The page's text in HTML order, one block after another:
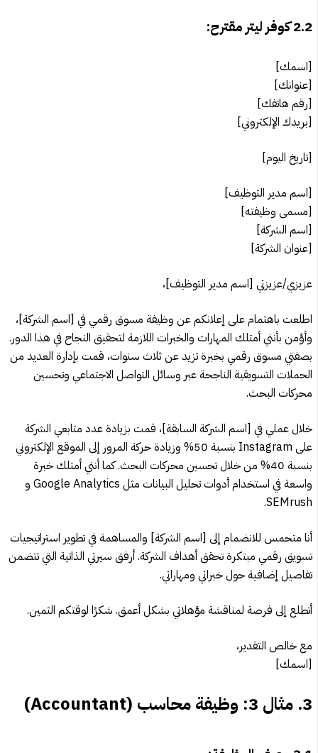
2.2كوفر ليتر مقترح:
[اسمك]
[عنوانك]
[رقم هاتفك]
[بريدك الإلكتروني]
[تاريخ اليوم]
[اسم مدير التوظيف]
[مسمى وظيفته]
[اسم الشركة]
[عنوان الشركة]
عزيزي/عزيزتي [اسم مدير التوظيف]،
اطلعت باهتمام على إعلانكم عن وظيفة مسوق رقمي في [اسم الشركة]،
وأؤمن بأنني أمتلك المهارات والخبرات اللازمة لتحقيق النجاح في هذا الدور.
بصفتي مسوق رقمي بخبرة تزيد عن ثلاث سنوات، قمت بإدارة العديد من
الحملات التسويقية الناجحة عبر وسائل التواصل الاجتماعي وتحسين
محركات البحث.
خلال عملي في [اسم الشركة السابقة]، قمت بزيادة عدد متابعي الشركة
على Instagram بنسبة 50% وزيادة حركة المرور إلى الموقع الإلكتروني
بنسبة 40% من خلال تحسين محركات البحث. كما أنني أمتلك خبرة
واسعة في استخدام أدوات تحليل البيانات مثل Google Analytics و
SEMrush.
أنا متحمس للانضمام إلى [اسم الشركة] والمساهمة في تطوير استراتيجيات
تسويق رقمي مبتكرة تحقق أهداف الشركة. أرفق سيرتي الذاتية التي تتضمن
تفاصيل إضافية حول خبراتي ومهاراتي.
أتطلع إلى فرصة لمناقشة مؤهلاتي بشكل أعمق. شكرًا لوقتكم الثمين.
مع خالص التقدير،
[اسمك]
3. مثال 3: وظيفة محاسب (Accountant)